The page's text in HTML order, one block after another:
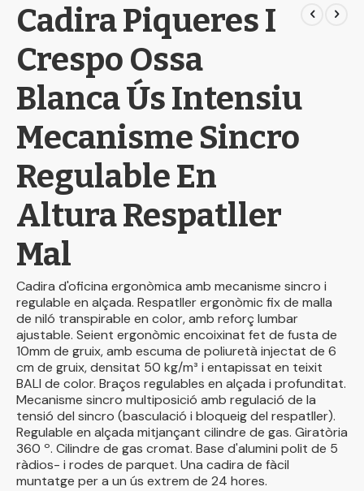
to
the
of
images
gallery
Cadira Piqueres I
Crespo Ossa
Blanca Ús Intensiu
Mecanisme Sincro
Regulable En
Altura Respatller
Mal
Cadira d'oficina ergonòmica amb mecanisme sincro i
regulable en alçada. Respatller ergonòmic fix de malla
de niló transpirable en color, amb reforç lumbar
ajustable. Seient ergonòmic encoixinat fet de fusta de
10mm de gruix, amb escuma de poliuretà injectat de 6
cm de gruix, densitat 50 kg/m³ i entapissat en teixit
BALI de color. Braços regulables en alçada i profunditat.
Mecanisme sincro multiposició amb regulació de la
tensió del sincro (basculació i bloqueig del respatller).
Regulable en alçada mitjançant cilindre de gas. Giratòria
360 º. Cilindre de gas cromat. Base d'alumini polit de 5
ràdios- i rodes de parquet. Una cadira de fàcil
muntatge per a un ús extrem de 24 hores.